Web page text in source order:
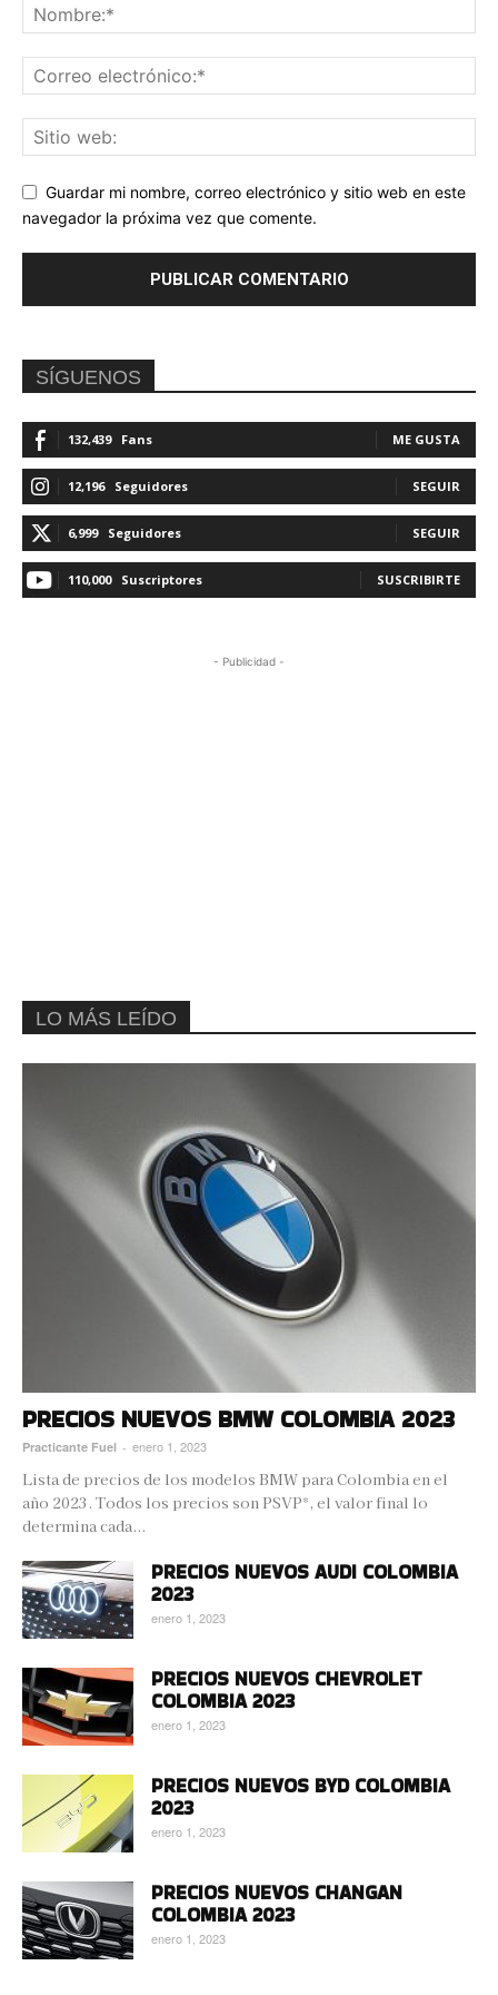
Guardar mi nombre, correo electrónico y sitio web en este
navegador la próxima vez que comente.
SÍGUENOS
132,439 Fans ME GUSTA
12,196 Seguidores SEGUIR
6,999 Seguidores SEGUIR
110,000 Suscriptores SUSCRIBIRTE
- Publicidad -
LO MÁS LEÍDO
PRECIOS NUEVOS BMW COLOMBIA 2023
Practicante Fuel - enero 1, 2023
Lista de precios de los modelos BMW para Colombia en el
año 2023. Todos los precios son PSVP*, el valor final lo
determina cada...
PRECIOS NUEVOS AUDI COLOMBIA
2023
enero 1, 2023
PRECIOS NUEVOS CHEVROLET
COLOMBIA 2023
enero 1, 2023
PRECIOS NUEVOS BYD COLOMBIA
2023
enero 1, 2023
PRECIOS NUEVOS CHANGAN
COLOMBIA 2023
enero 1, 2023